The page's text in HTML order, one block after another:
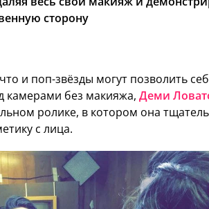
сторону
и поп-звёзды могут позволить
камерами без макияжа,Деми
ролике, в котором она
с лица.